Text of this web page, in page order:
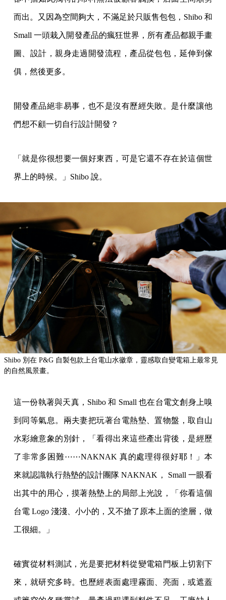
而出。又因為空間夠大，不滿足於只販售包包，Shibo 和
Small 一頭栽入開發產品的瘋狂世界，所有產品都親手畫
圖、設計，親身走過開發流程，產品從包包，延伸到傢
俱，然後更多。
開發產品絕非易事，也不是沒有歷經失敗。是什麼讓他
們想不顧一切自行設計開發？
「就是你很想要一個好東西，可是它還不存在於這個世
界上的時候。」Shibo 說。
Shibo 別在 P&G 自製包款上台電山水徽章，靈感取自變電箱上最常見
的自然風景畫。
這一份執著與天真，Shibo 和 Small 也在台電文創身上嗅
到同等氣息。兩夫妻把玩著台電熱墊、置物盤，取自山
水彩繪意象的別針，「看得出來這些產出背後，是經歷
了非常多困難⋯⋯NAKNAK 真的處理得很好耶！」本
來就認識執行熱墊的設計團隊 NAKNAK， Small 一眼看
出其中的用心，摸著熱墊上的局部上光說，「你看這個
台電 Logo 淺淺、小小的，又不搶了原本上面的塗層，做
工很細。」
確實從材料測試，光是要把材料從變電箱門板上切割下
來，就研究多時。也歷經表面處理霧面、亮面，或遮蓋